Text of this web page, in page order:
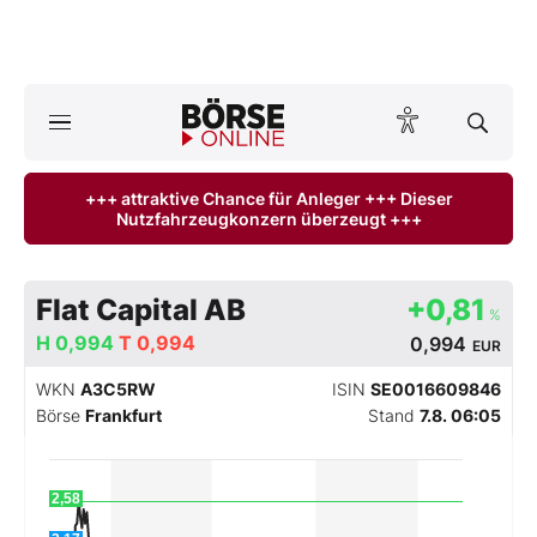
Anlageprodukte
Abo & Shop
BO-Musterdepots
Experten
Mein B:O
+++ attraktive Chance für Anleger +++ Dieser
Nutzfahrzeugkonzern überzeugt +++
Flat Capital AB +0,81 %
0,994 EUR
H 0,994 T 0,994
WKN A3C5RW ISIN SE0016609846
Börse Frankfurt Stand 7.8. 06:05
2,58